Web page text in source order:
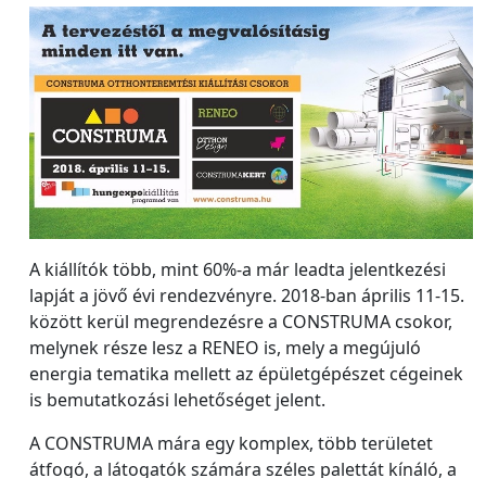
A kiállítók több, mint 60%-a már leadta jelentkezési
lapját a jövő évi rendezvényre. 2018-ban április 11-15.
között kerül megrendezésre a CONSTRUMA csokor,
melynek része lesz a RENEO is, mely a megújuló
energia tematika mellett az épületgépészet cégeinek
is bemutatkozási lehetőséget jelent.
A CONSTRUMA mára egy komplex, több területet
átfogó, a látogatók számára széles palettát kínáló, a